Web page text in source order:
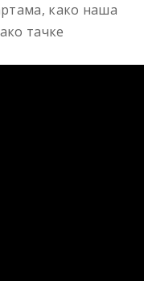
како наша
тачке